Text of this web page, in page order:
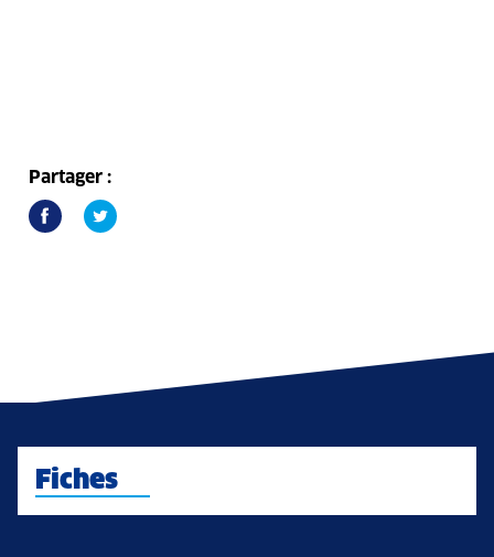
Partager :
Fiches